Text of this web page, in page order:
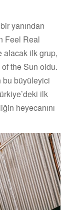
yanından
Feel Real
alacak ilk grup,
the Sun oldu.
bu büyüleyici
ilk
heyecanını